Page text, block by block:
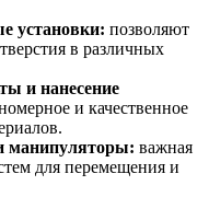
установки: позволяют
в различных
и нанесение
и качественное
манипуляторы: важная
для перемещения и